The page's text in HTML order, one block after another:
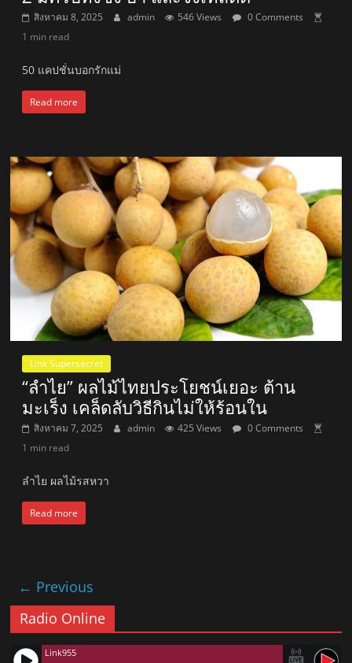
สิงหาคม 8, 2025 admin 546 Views
0 Comments
1 min read
50 แคปชั่นบอกรักแม่
Read more
Link Supersecret
“ลำไย” ผลไม้ไทยประโยชน์เยอะ ต้าน
มะเร็ง เคล็ดลับวิธีกินไม่ให้ร้อนใน
สิงหาคม 7, 2025 admin 425 Views
0 Comments
1 min read
ลำไย ผลไม้รสหวา
Read more
← Previous
Radio Online
Link955